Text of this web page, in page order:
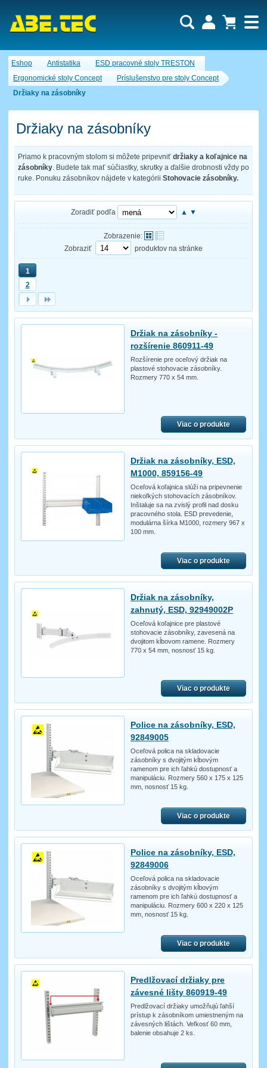
Eshop Antistatika
ESD pracovné stoly TRESTON
Ergonomické stoly Concept
Príslušenstvo pre stoly Concept
Držiaky na zásobníky
Držiaky na zásobníky
Priamo k pracovným stolom si môžete pripevniť držiaky a koľajnice na
zásobníky . Budete tak mať súčiastky, skrutky a ďalšie drobnosti vždy po
ruke. Ponuku zásobníkov nájdete v kategórii Stohovacie zásobníky.
Zoradiť podľa ▲ ▼
Zobrazenie:
Zobraziť
produktov na stránke
1
2
Držiak na zásobníky -
rozšírenie 860911-49
Rozšírenie pre oceľový držiak na
plastové stohovacie zásobníky.
Rozmery 770 x 54 mm.
Viac o produkte
Držiak na zásobníky, ESD,
M1000, 859156-49
Oceľová koľajnica slúži na pripevnenie
niekoľkých stohovacích zásobníkov.
Inštaluje sa na zvislý profil nad dosku
pracovného stola. ESD prevedenie,
modulárna šírka M1000, rozmery 967 x
100 mm.
Viac o produkte
Držiak na zásobníky,
zahnutý, ESD, 92949002P
Oceľová koľajnice pre plastové
stohovacie zásobníky, zavesená na
dvojitom kĺbovom ramene. Rozmery
770 x 54 mm, nosnosť 15 kg.
Viac o produkte
Police na zásobníky, ESD,
92849005
Oceľová polica na skladovacie
zásobníky s dvojitým kĺbovým
ramenom pre ich ľahkú dostupnosť a
manipuláciu. Rozmery 560 x 175 x 125
mm, nosnosť 15 kg.
Viac o produkte
Police na zásobníky, ESD,
92849006
Oceľová polica na skladovacie
zásobníky s dvojitým kĺbovým
ramenom pre ich ľahkú dostupnosť a
manipuláciu. Rozmery 600 x 220 x 125
mm, nosnosť 15 kg.
Viac o produkte
Predlžovací držiaky pre
závesné lišty 860919-49
Predlžovací držiaky umožňujú ľahší
prístup k zásobníkom umiestneným na
závesných lištách. Veľkosť 60 mm,
balenie obsahuje 2 ks.
Dopytový košík je prázdny!
Obsah košíka